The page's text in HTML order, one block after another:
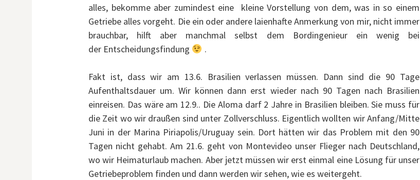
alles, bekomme aber zumindest eine kleine Vorstellung von dem, was in so einem
Getriebe alles vorgeht. Die ein oder andere laienhafte Anmerkung von mir, nicht immer
brauchbar, hilft aber manchmal selbst dem Bordingenieur ein wenig bei
der Entscheidungsfindung
.
Fakt ist, dass wir am 13.6. Brasilien verlassen müssen. Dann sind die 90 Tage
Aufenthaltsdauer um. Wir können dann erst wieder nach 90 Tagen nach Brasilien
einreisen. Das wäre am 12.9.. Die Aloma darf 2 Jahre in Brasilien bleiben. Sie muss für
die Zeit wo wir draußen sind unter Zollverschluss. Eigentlich wollten wir Anfang/Mitte
Juni in der Marina Piriapolis/Uruguay sein. Dort hätten wir das Problem mit den 90
Tagen nicht gehabt. Am 21.6. geht von Montevideo unser Flieger nach Deutschland,
wo wir Heimaturlaub machen. Aber jetzt müssen wir erst einmal eine Lösung für unser
Getriebeproblem finden und dann werden wir sehen, wie es weitergeht.